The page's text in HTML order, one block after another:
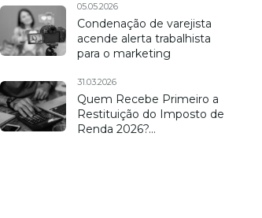
05.05.2026
Condenação de varejista
acende alerta trabalhista
para o marketing
31.03.2026
Quem Recebe Primeiro a
Restituição do Imposto de
Renda 2026?…